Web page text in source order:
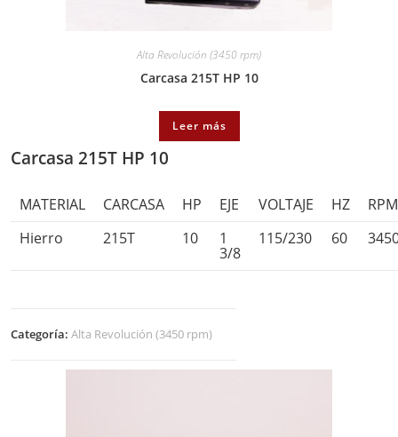
Alta Revolución (3450 rpm)
Carcasa 215T HP 10
Leer más
Carcasa 215T HP 10
MATERIAL CARCASA HP EJE VOLTAJE HZ
RPM
Hierro
215T 10 1
3/8
115/230 60
Categoría:Alta Revolución (3450 rpm)